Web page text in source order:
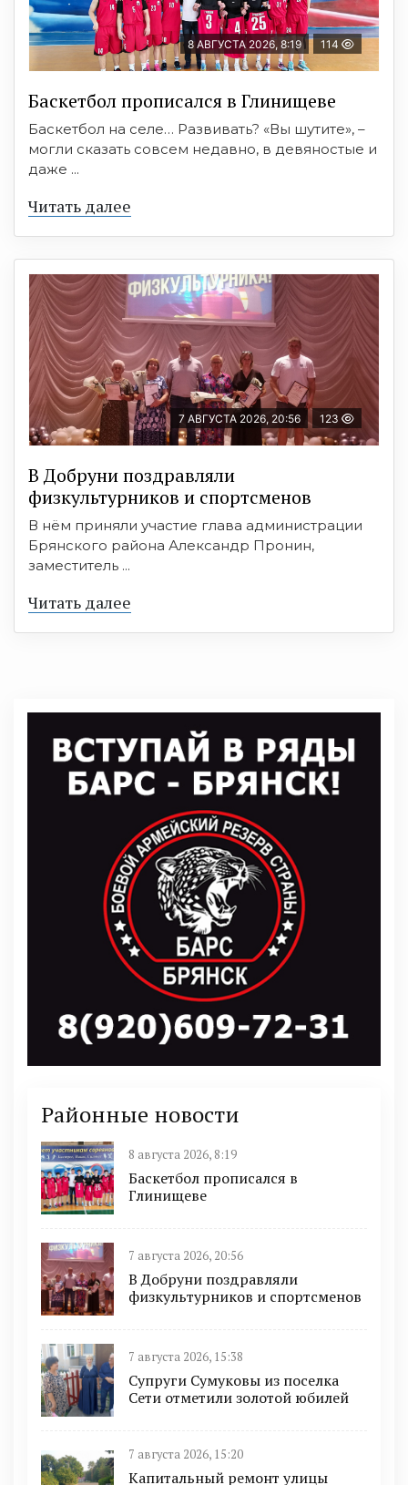
8 АВГУСТА 2026, 8:19 114
Баскетбол прописался в Глинищеве
Баскетбол на селе… Развивать? «Вы шутите», –
могли сказать совсем недавно, в девяностые и
даже ...
Читать далее
7 АВГУСТА 2026, 20:56 123
В Добруни поздравляли
физкультурников и спортсменов
В нём приняли участие глава администрации
Брянского района Александр Пронин,
заместитель ...
Читать далее
Районные новости
8 августа 2026, 8:19
Баскетбол прописался в
Глинищеве
7 августа 2026, 20:56
В Добруни поздравляли
физкультурников и спортсменов
7 августа 2026, 15:38
Супруги Сумуковы из поселка
Сети отметили золотой юбилей
7 августа 2026, 15:20
Капитальный ремонт улицы